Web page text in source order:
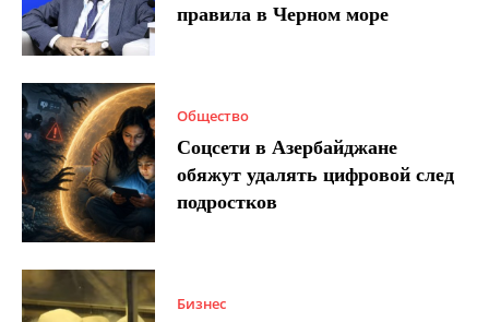
правила в Черном море
Общество
Соцсети в Азербайджане
обяжут удалять цифровой след
подростков
Бизнес